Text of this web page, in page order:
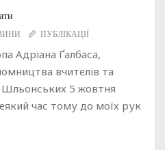
ПУБЛІКАЦІЇ
Адріана Ґалбаса,
вчителів та
Шльонських 5 жовтня
час тому до моїх рук